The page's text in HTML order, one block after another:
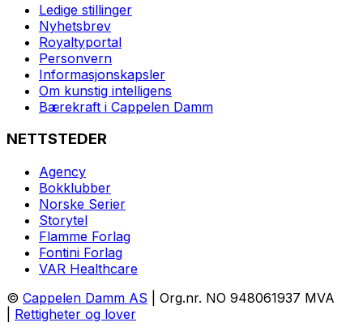
Ledige stillinger
Nyhetsbrev
Royaltyportal
Personvern
Informasjonskapsler
Om kunstig intelligens
Bærekraft i Cappelen Damm
NETTSTEDER
Agency
Bokklubber
Norske Serier
Storytel
Flamme Forlag
Fontini Forlag
VAR Healthcare
© Cappelen Damm AS | Org.nr. NO 948061937 MVA
Rettigheter og lover